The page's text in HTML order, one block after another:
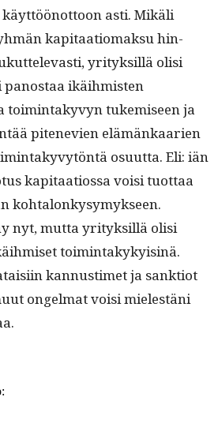
asti. Mikäli
kap­i­taa­tiomak­su hin­
yri­tyk­sil­lä olisi
ikäih­mis­ten
toim­intakyvyn tukemiseen ja
pitenevien elämänkaarien
osu­ut­ta. Eli: iän
kap­i­taa­tios­sa voisi tuot­taa
kohtalonkysymyk­seen.
nyt, mut­ta yri­tyk­sil­lä olisi
toim­intakyky­is­inä.
kan­nus­timet ja sank­tiot
ongel­mat voisi mielestäni